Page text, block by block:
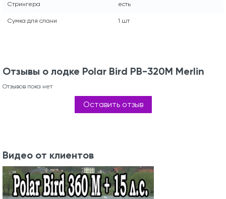
Стрингера есть
Сумка для слани 1 шт
Отзывы о лодке Polar Bird PB-320M Merlin
Отзывов пока нет
Оставить отзыв
Видео от клиентов